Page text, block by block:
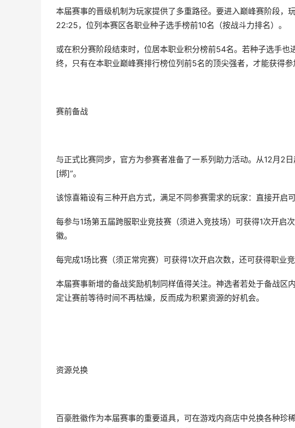
本届赛事的晋级机制为玩家提供了多重路径。要进入巅峰赛阶段，
22:25，位列本赛区各职业种子选手榜前10名（按战斗力排名）。
或在积分赛阶段结束时，位居本职业积分榜前54名。若种子选手
终，只有在本职业巅峰赛排行榜位列前5名的顶尖强者，才能获得参
赛前备战
与正式比赛同步，官方为参赛者准备了一系列助力活动。从12月2
[绑]”。
该惊喜箱设有三种开启方式，满足不同参赛需求的玩家：直接开启
每参与1场第五届跨服职业竞技赛（须进入竞技场）可获得1次开启
徽。
每完成1场比赛（须正常完赛）可获得1次开启次数，还可获得职业
本届赛事新增的备战奖励机制同样值得关注。神选者若处于备战
定让赛前等待时间不再枯燥，反而成为积累资源的好机会。
资源兑换
百豪胜徽作为本届赛事的重要道具，可在游戏内商店中兑换各种珍